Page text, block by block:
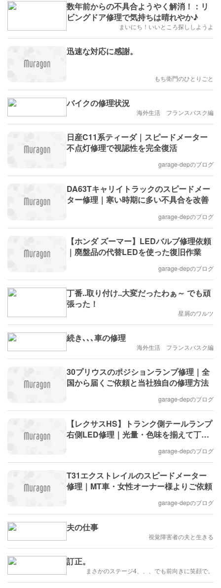
数年前からの不具合ようやく解消！：リ
ビングドア修理で気持ちは晴れやか♪
まいにち！いいところ探ししようよ
迅速な対応に感謝。
もち衛門のひとりごと
バイクの修理状況
海外生活 フランスバスク編
日産C11系ティーダ｜スピードメーター
不点灯修理で視認性を完全復活
garage-depのブログ
DA63Tキャリイトラックのスピードメー
ター修理｜寒い時期に多い不具合を改善
garage-depのブログ
【ホンダ ズーマー】LEDバルブ修理依頼
｜廃盤品の代替LEDを使った復旧作業
garage-depのブログ
丁番..取り付け..大変だったわぁ～ でも頑
張った！
星屑のワルツ
続き､､､車の修理
海外生活 フランスバスク編
30プリウスのポジションランプ修理｜全
国から届くご依頼と当社独自の修理方法
garage-depのブログ
【レクサスHS】トランク側テールランプ
右側LED修理｜光量・色味を揃えて丁寧
garage-depのブログ
T31エクストレイルのスピードメーター
修理｜MT車・女性オーナー様よりご依頼
garage-depのブログ
夫の仕事
視覚障害者の夫と生きる
訂正。
まさかのステージ4、、、でも前向きに笑顔で。